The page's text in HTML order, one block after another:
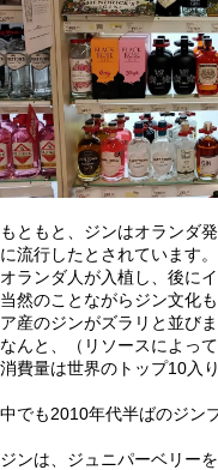
もともと、ジンはオランダ
に流行したとされています。
オランダ人が入植し、後に
当然のことながらジン文化
ア産のジンがズラリと並びま
なんと、（リソースによっ
消費量は世界のトップ10入
中でも2010年代半ばのジン
ジンは、ジュニパーベリー